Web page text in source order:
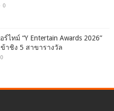
0
ไทม์ “Y Entertain Awards 2026”
าชิง 5 สาขารางวัล
0